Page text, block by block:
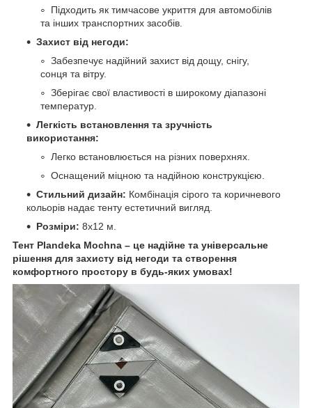
Підходить як тимчасове укриття для автомобілів
та інших транспортних засобів.
Захист від негоди:
Забезпечує надійний захист від дощу, снігу,
сонця та вітру.
Зберігає свої властивості в широкому діапазоні
температур.
Легкість встановлення та зручність
використання:
Легко встановлюється на різних поверхнях.
Оснащений міцною та надійною конструкцією.
Стильний дизайн: Комбінація сірого та коричневого
кольорів надає тенту естетичний вигляд.
Розміри: 8х12 м.
Тент Plandeka Mochna – це надійне та універсальне
рішення для захисту від негоди та створення
комфортного простору в будь-яких умовах!